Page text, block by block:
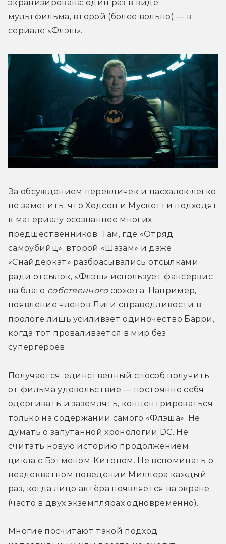
экранизирована: один раз в виде
мультфильма, второй (более вольно) — в
сериале «Флэш».
За обсуждением перекличек и пасхалок легко
не заметить, что Ходсон и Мускетти подходят
к материалу осознаннее многих
предшественников. Там, где «Отряд
самоубийц», второй «Шазам» и даже
«Снайдеркат» разбрасывались отсылками
ради отсылок, «Флэш» использует фансервис
на благо собственного сюжета. Например,
появление членов Лиги справедливости в
прологе лишь усиливает одиночество Барри,
когда тот проваливается в мир без
супергероев.
Получается, единственный способ получить
от фильма удовольствие — постоянно себя
одергивать и заземлять, концентрироваться
только на содержании самого «Флэша». Не
думать о запутанной хронологии DC. Не
считать новую историю продолжением
цикла с Бэтменом-Китоном. Не вспоминать о
неадекватном поведении Миллера каждый
раз, когда лицо актёра появляется на экране
(часто в двух экземплярах одновременно).
Многие посчитают такой подход